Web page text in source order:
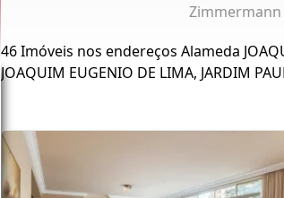
Zimmermann
46 Imóveis nos endereços Alameda
JOAQUIM EUGENIO DE LIMA, JARDIM